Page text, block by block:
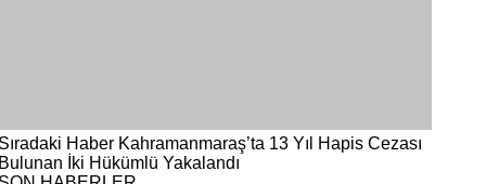
Haber Kahramanmaraş’ta 13 Yıl Hapis Cezası
İki Hükümlü Yakalandı